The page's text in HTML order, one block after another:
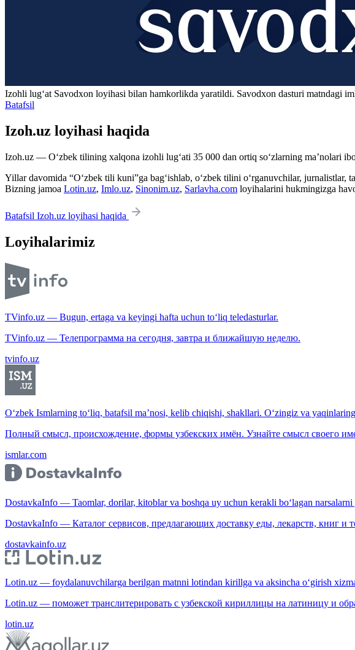
Izohli lugʻat Savodxon loyihasi bilan hamkorlikda yaratildi. Savodxon dasturi matndagi
Batafsil
Izoh.uz loyihasi haqida
Izoh.uz — O‘zbek tilining xalqona izohli lug‘ati 35 000 dan ortiq so‘zlarning ma’nolari
Yillar davomida “O‘zbek tili kuni”ga bag‘ishlab, o‘zbek tilini o‘rganuvchilar,
Bizning jamoa Lotin.uz, Imlo.uz, Sinonim.uz, Sarlavha.com loyihalarini hukmingizga
Batafsil Izoh.uz loyihasi haqida
Loyihalarimiz
TVinfo.uz — Bugun, ertaga va keyingi hafta uchun to‘liq teledasturlar.
TVinfo.uz — Телепрограмма на сегодня, завтра и ближайшую неделю.
tvinfo.uz
O‘zbek Ismlarning to‘liq, batafsil ma’nosi, kelib chiqishi, shakllari. O‘zingiz va
Полный смысл, происхождение, формы узбекских имён. Узнайте смысл своего
ismlar.com
DostavkaInfo — Taomlar, dorilar, kitoblar va boshqa uy uchun kerakli bo‘lagan
DostavkaInfo — Каталог сервисов, предлагающих доставку еды, лекарств, книг и
dostavkainfo.uz
Lotin.uz — foydalanuvchilarga berilgan matnni lotindan kirillga va aksincha o‘girish
Lotin.uz — поможет транслитерировать с узбекской кириллицы на латиницу и
lotin.uz